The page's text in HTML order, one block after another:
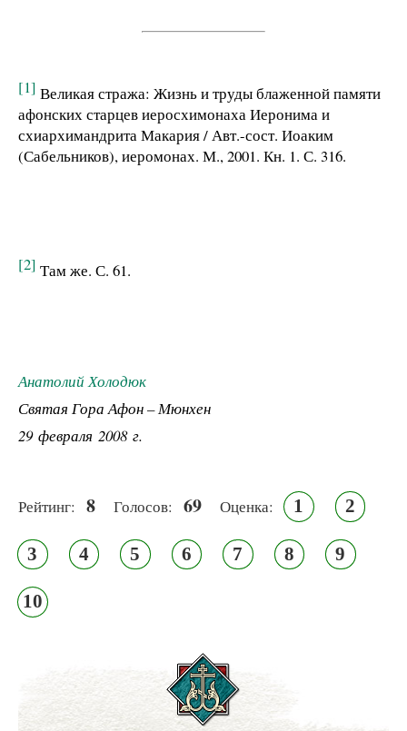
[1] Великая стража: Жизнь и труды блаженной памяти
афонских старцев иеросхимонаха Иеронима и
схиархимандрита Макария / Авт.-сост. Иоаким
(Сабельников), иеромонах. М., 2001. Кн. 1. С. 316.
[2] Там же. С. 61.
Анатолий Холодюк
Святая Гора Афон – Мюнхен
29 февраля 2008 г.
Рейтинг: 8 Голосов: 69 Оценка: 1 2
3 4 5 6 7 8 9
10